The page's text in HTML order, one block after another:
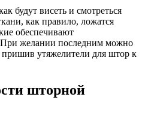
будут висеть и смотреться
как правило, ложатся
обеспечивают
желании последним можно
пришив утяжелители для штор к
шторной